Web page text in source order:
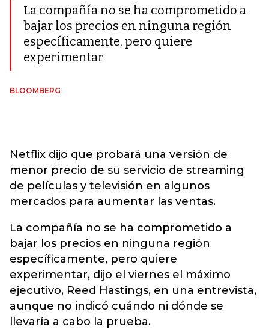
La compañía no se ha comprometido a
bajar los precios en ninguna región
específicamente, pero quiere
experimentar
BLOOMBERG
Netflix dijo que probará una versión de
menor precio de su servicio de streaming
de películas y televisión en algunos
mercados para aumentar las ventas.
La compañía no se ha comprometido a
bajar los precios en ninguna región
específicamente, pero quiere
experimentar, dijo el viernes el máximo
ejecutivo, Reed Hastings, en una entrevista,
aunque no indicó cuándo ni dónde se
llevaría a cabo la prueba.